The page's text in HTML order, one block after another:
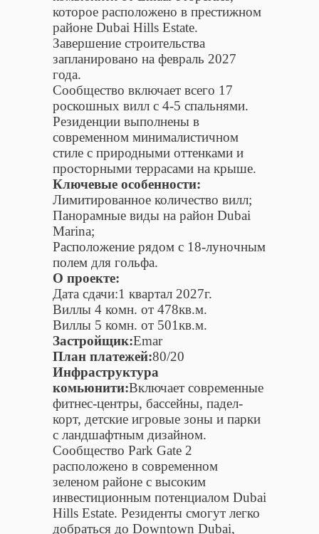
которое расположено в престижном
районе Dubai Hills Estate.
Завершение строительства
запланировано на февраль 2027
года.
Сообщество включает всего 17
роскошных вилл с 4-5 спальнями.
Резиденции выполнены в
современном минималистичном
стиле с природными оттенками и
просторными террасами на крыше.
Ключевые особенности:
Лимитированное количество вилл;
Панорамные виды на район Dubai
Marina;
Расположение рядом с 18-луночным
полем для гольфа.
О проекте:
Дата сдачи:1 квартал 2027г.
Виллы 4 комн. от 478кв.м.
Виллы 5 комн. от 501кв.м.
Застройщик:Emar
План платежей:80/20
Инфраструктура
комьюнити:Включает современные
фитнес-центры, бассейны, падел-
корт, детские игровые зоны и парки
с ландшафтным дизайном.
Сообщество Park Gate 2
расположено в современном
зеленом районе с высоким
инвестиционным потенциалом Dubai
Hills Estate. Резиденты смогут легко
добраться до Downtown Dubai,